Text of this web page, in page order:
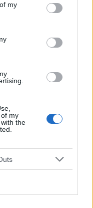
my
my
the
,
,pielęgniarki,